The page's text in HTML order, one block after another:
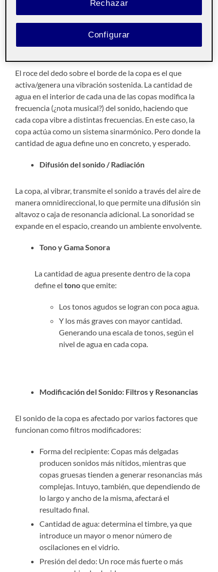
de Bohemia sonaría aún más claro) y su forma (curva y
cerrada) favorecen la propagación de las ondas.
Activación
El roce del dedo sobre el borde de la copa es el que
activa/genera una vibración sostenida. La cantidad de
agua en el interior de cada una de las copas modifica la
frecuencia (¿nota musical?) del sonido, haciendo que
cada copa vibre a distintas frecuencias. En este caso, la
copa actúa como un sistema sinarmónico. Pero donde la
cantidad de agua define uno en concreto, y esperado.
Difusión del sonido / Radiación
La copa, al vibrar, transmite el sonido a través del aire de
manera omnidireccional, lo que permite una difusión sin
altavoz o caja de resonancia adicional. La sonoridad se
expande en el espacio, creando un ambiente envolvente.
Tono y Gama Sonora
La cantidad de agua presente dentro de la copa
define eltonoque emite:
Los tonos agudos se logran con poca agua.
Y los más graves con mayor cantidad.
Generando una escala de tonos, según el
nivel de agua en cada copa.
Modificación del Sonido: Filtros y Resonancias
El sonido de la copa es afectado por varios factores que
funcionan como filtros modificadores:
Forma del recipiente: Copas más delgadas
producen sonidos más nítidos, mientras que
copas gruesas tienden a generar resonancias más
complejas. Intuyo, también, que dependiendo de
lo largo y ancho de la misma, afectará el
resultado final.
Cantidad de agua: determina el timbre, ya que
introduce un mayor o menor número de
oscilaciones en el vidrio.
Presión del dedo: Un roce más fuerte o más
Rechazar
Configurar